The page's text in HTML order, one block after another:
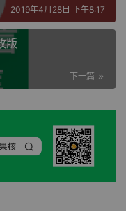
2019年4月28日 下午8:17
版
下一篇